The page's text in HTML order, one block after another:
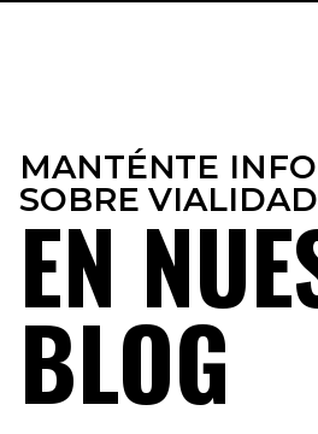
MANTÉNTE
SOBRE VIALIDAD
EN
BLOG